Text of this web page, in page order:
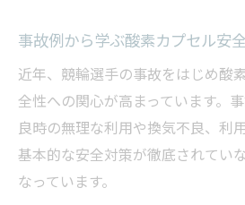
事故例から学ぶ酸素カプセル安
近年、競輪選手の事故をはじめ酸
全性への関心が高まっています。
良時の無理な利用や換気不良、利
基本的な安全対策が徹底されてい
なっています。